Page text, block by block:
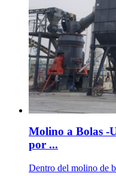
Molino a Bolas -
por ...
Dentro del molino de